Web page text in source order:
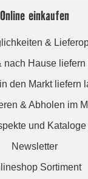
Online einkaufen
&
nach Hause liefern
den Markt liefern
& Abholen im
und Kataloge
Newsletter
Sortiment